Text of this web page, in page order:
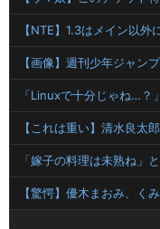
【NTE】1.3はメイン以